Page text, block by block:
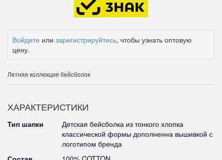
Войдите или зарегистрируйтесь, чтобы узнать оптовую
цену.
Летняя коллекция бейсболок
ХАРАКТЕРИСТИКИ
Тип шапки
Детская бейсболка из тонкого хлопка
классической формы дополненна вышивкой с
логотипом бренда